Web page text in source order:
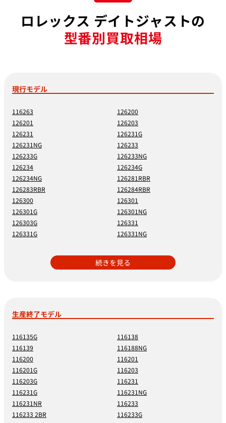
ロレックス デイトジャストの
型番別買取相場
現行モデル
116263
126200
126201
126203
126231
126231G
126231NG
126233
126233G
126233NG
126234
126234G
126234NG
126281RBR
126283RBR
126284RBR
126300
126301
126301G
126301NG
126303G
126331
126331G
126331NG
続きを見る
生産終了モデル
116135G
116138
116139
116188NG
116200
116201
116201G
116203
116203G
116231
116231G
116231NG
116231NR
116233
116233 2BR
116233G